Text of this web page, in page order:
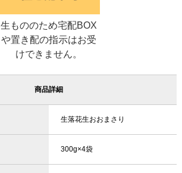
生もののため宅配BOX
や置き配の指示はお受
けできません。
商品詳細
生落花生おおまさり
300g×4袋